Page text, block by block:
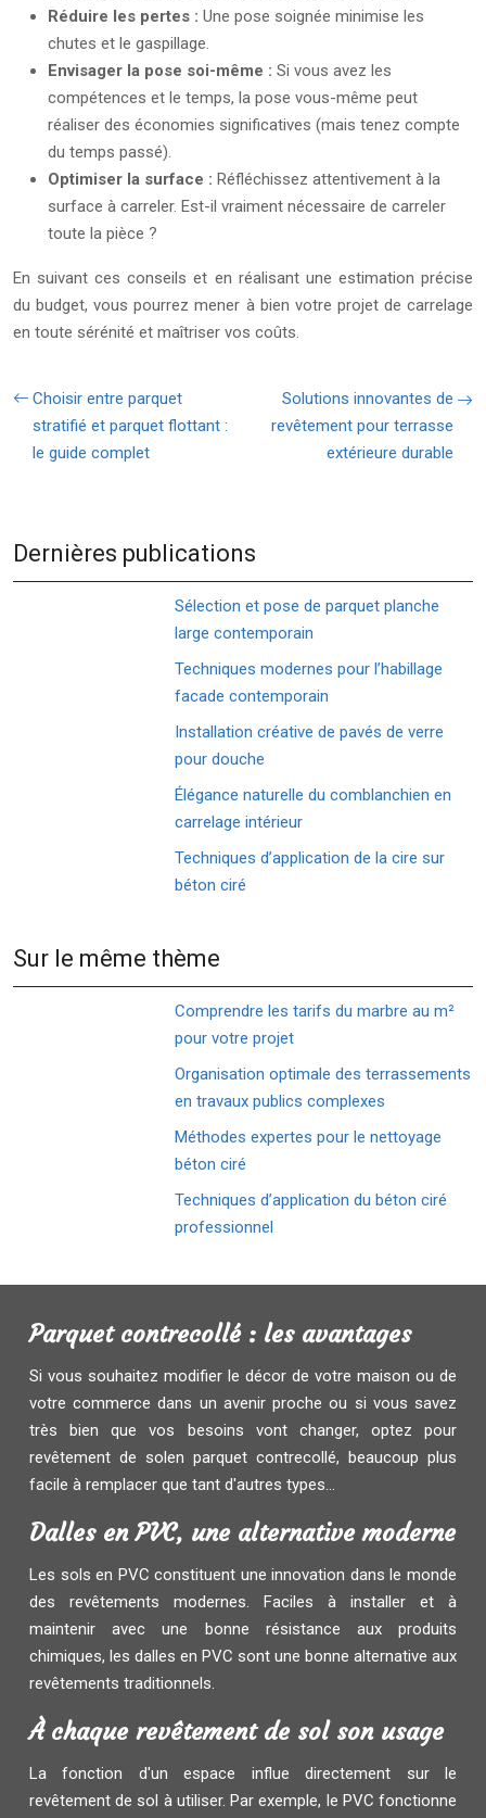
Réduire les pertes : Une pose soignée minimise les
chutes et le gaspillage.
Envisager la pose soi-même : Si vous avez les
compétences et le temps, la pose vous-même peut
réaliser des économies significatives (mais tenez compte
du temps passé).
Optimiser la surface : Réfléchissez attentivement à la
surface à carreler. Est-il vraiment nécessaire de carreler
toute la pièce ?
En suivant ces conseils et en réalisant une estimation précise
du budget, vous pourrez mener à bien votre projet de carrelage
en toute sérénité et maîtriser vos coûts.
Choisir entre parquet
stratifié et parquet flottant :
le guide complet
Solutions innovantes de
revêtement pour terrasse
extérieure durable
Dernières publications
Sélection et pose de parquet planche
large contemporain
Techniques modernes pour l’habillage
facade contemporain
Installation créative de pavés de verre
pour douche
Élégance naturelle du comblanchien en
carrelage intérieur
Techniques d’application de la cire sur
béton ciré
Sur le même thème
Comprendre les tarifs du marbre au m²
pour votre projet
Organisation optimale des terrassements
en travaux publics complexes
Méthodes expertes pour le nettoyage
béton ciré
Techniques d’application du béton ciré
professionnel
Parquet contrecollé : les avantages
Si vous souhaitez modifier le décor de votre maison ou de
votre commerce dans un avenir proche ou si vous savez
très bien que vos besoins vont changer, optez pour
revêtement de solen parquet contrecollé, beaucoup plus
facile à remplacer que tant d'autres types...
Dalles en PVC, une alternative moderne
Les sols en PVC constituent une innovation dans le monde
des revêtements modernes. Faciles à installer et à
maintenir avec une bonne résistance aux produits
chimiques, les dalles en PVC sont une bonne alternative aux
revêtements traditionnels.
À chaque revêtement de sol son usage
La fonction d'un espace influe directement sur le
revêtement de sol à utiliser. Par exemple, le PVC fonctionne